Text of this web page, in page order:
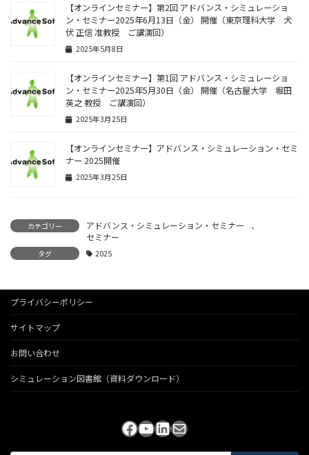
【オンラインセミナー】第2回 アドバンス・シミュレーショ
ン・セミナー2025年6月13日（金） 開催（東京理科大学 犬
伏 正信 准教授 ご講演回）
2025年5月8日
【オンラインセミナー】第1回 アドバンス・シミュレーショ
ン・セミナー2025年5月30日（金） 開催（名古屋大学 堀田
英之 教授 ご講演回）
2025年3月25日
【オンラインセミナー】アドバンス・シミュレーション・セミ
ナー 2025開催
2025年3月25日
カテゴリー アドバンス・シミュレーション・セミナー
、
セミナー
タグ 2025
プライバシーポリシー
サイトマップ
お問い合わせ
シミュレーション図書館（資料ダウンロード）
Facebook
YouTube
LinkedIn
メール